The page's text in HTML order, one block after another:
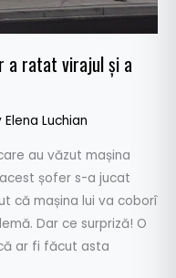
a ratat virajul și a
Elena Luchian
au văzut mașina
șofer s-a jucat
că mașina lui va coborî
Dar ce surpriză! O
ar fi făcut asta